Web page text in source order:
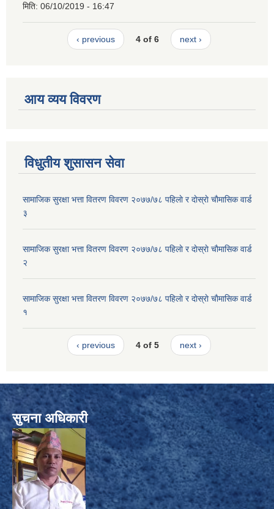
मिति: 06/10/2019 - 16:47
‹ previous 4 of 6 next ›
आय व्यय विवरण
विधुतीय शुसासन सेवा
सामाजिक सुरक्षा भत्ता वितरण विवरण २०७७/७८ पहिलाे र दाेस्राे चाैमासिक वार्ड
३
सामाजिक सुरक्षा भत्ता वितरण विवरण २०७७/७८ पहिलाे र दाेस्राे चाैमासिक वार्ड
२
सामाजिक सुरक्षा भत्ता वितरण विवरण २०७७/७८ पहिलाे र दाेस्राे चाैमासिक वार्ड
१
‹ previous 4 of 5 next ›
सुचना अधिकारी